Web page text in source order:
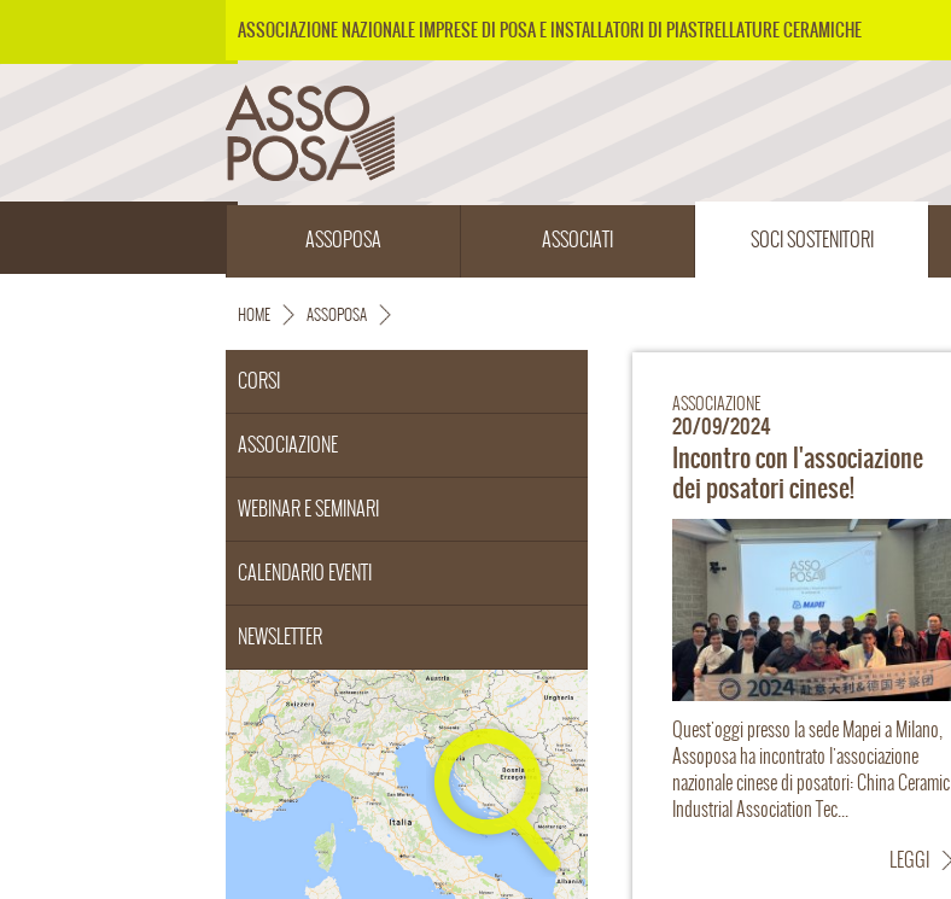
ASSOCIAZIONE NAZIONALE IMPRESE DI POSA E INSTALLATORI DI PIASTRELLATURE CERAMICHE
ASSOPOSA ASSOCIATI SOCI SOSTENITORI
HOME ASSOPOSA
ASSOCIAZIONE
20/09/2024
Incontro con l'associazione
dei posatori cinese!
Quest'oggi presso la sede Mapei a Milano,
Assoposa ha incontrato l'associazione
nazionale cinese di posatori: China Ceramic
Industrial Association Tec...
LEGGI
CORSI
ASSOCIAZIONE
WEBINAR E SEMINARI
CALENDARIO EVENTI
NEWSLETTER